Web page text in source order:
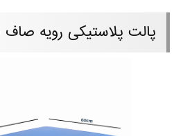
پالت پلاستیکی رویه صاف 15*60*90